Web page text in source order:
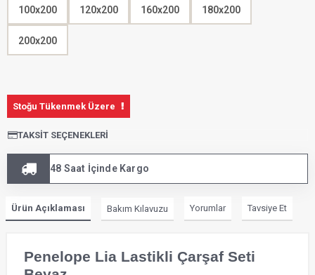
100x200 120x200 160x200 180x200
200x200
Stoğu Tükenmek Üzere
TAKSIT SEÇENEKLERI
48 Saat İçinde Kargo
Ürün Açıklaması Bakım Kılavuzu Yorumlar Tavsiye Et
Penelope Lia Lastikli Çarşaf Seti